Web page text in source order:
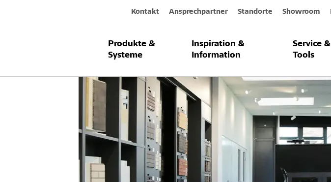
Kontakt Ansprechpartner Standorte Showroom
Produkte &
Systeme
Inspiration &
Information
Service &
Tools